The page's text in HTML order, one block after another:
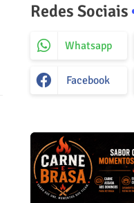
Redes Sociais
Whatsapp
Facebook